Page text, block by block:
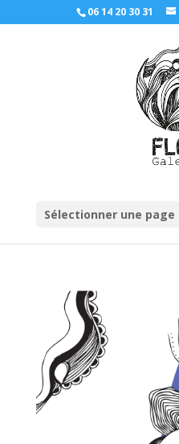
06 14 20 30 31
Sélectionner une page